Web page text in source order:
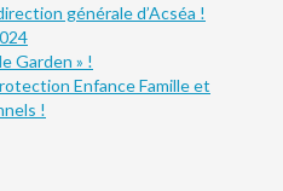
générale d’Acséa !
Garden » !
Enfance Famille et
!